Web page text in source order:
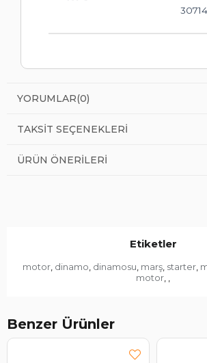
YORUMLAR(0)
TAKSIT SEÇENEKLERI
ÜRÜN ÖNERILERI
Etiketler
motor, dinamo, dinamosu, marş, starter,
motor, ,
Benzer Ürünler